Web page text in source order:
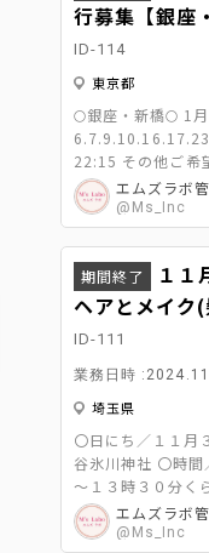
行募集【銀座
ID-114
東京都
🌕銀座・新橋🌕 1月
22:15 その他ご希
道具あり 女性限定 その他 振り込み申請 手数
料:272円
エムズラボ
@Ms_Inc
期間終了
ヘアとメイク
ヘアとメイク(
アセット(髪ア
社
ID-111
業務日時
埼玉県
〇日にち／１１月３０日土
谷氷川神社 〇時間／１１時入り１１時３０分
～１３時３０分くらい迄 〇内容／
美容 留袖ヘアとメイク(髪はブロー)・訪問着ヘ
アとメイク(髪ア
エムズラボ
@Ms_Inc